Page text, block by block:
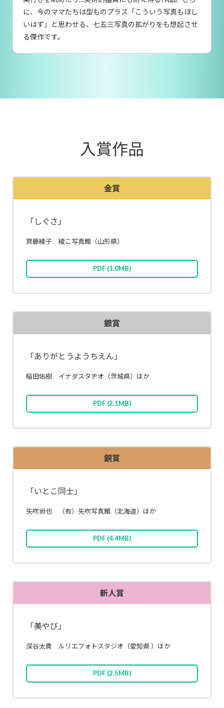
に、今のママたちは型ものプラス「こういう写真もほし
いはず」と思わせる、七五三写真の拡がりをも想起させ
る傑作です。
入賞作品
金賞
「しぐさ」
齊藤綾子 綾こ写真館（山形県）
PDF (1.0MB)
銀賞
「ありがとうようちえん」
稲田佑樹 イナダスタヂオ（茨城県） ほか
PDF (2.1MB)
銅賞
「いとこ同士」
矢吹尚也 （有）矢吹写真館（北海道） ほか
PDF (4.4MB)
新人賞
「美やび」
深谷太貴 ルリエフォトスタジオ （愛知県 ） ほか
PDF (2.5MB)